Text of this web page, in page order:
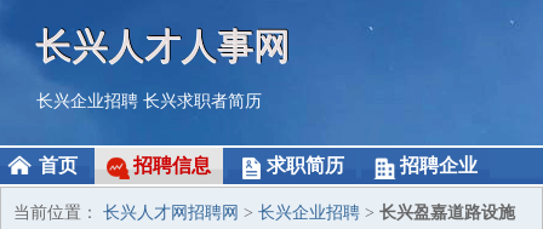
长兴人才人事网
长兴企业招聘 长兴求职者简历
首页 招聘信息 求职简历 招聘企业
当前位置： 长兴人才网招聘网 > 长兴企业招聘 > 长兴盈嘉道路设施